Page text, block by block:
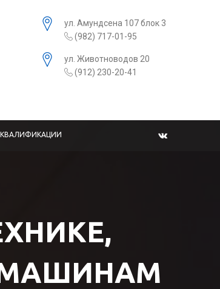
ул. Амундсена 107 блок 3
(982) 717-01-95
ул. Животноводов 20
(912) 230-20-41